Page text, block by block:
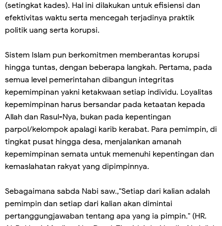
(setingkat kades). Hal ini dilakukan untuk efisiensi dan
efektivitas waktu serta mencegah terjadinya praktik
politik uang serta korupsi.
Sistem Islam pun berkomitmen memberantas korupsi
hingga tuntas, dengan beberapa langkah. Pertama, pada
semua level pemerintahan dibangun integritas
kepemimpinan yakni ketakwaan setiap individu. Loyalitas
kepemimpinan harus bersandar pada ketaatan kepada
Allah dan Rasul-Nya, bukan pada kepentingan
parpol/kelompok apalagi karib kerabat. Para pemimpin, di
tingkat pusat hingga desa, menjalankan amanah
kepemimpinan semata untuk memenuhi kepentingan dan
kemaslahatan rakyat yang dipimpinnya.
Sebagaimana sabda Nabi saw.,"Setiap dari kalian adalah
pemimpin dan setiap dari kalian akan dimintai
pertanggungjawaban tentang apa yang ia pimpin." (HR.